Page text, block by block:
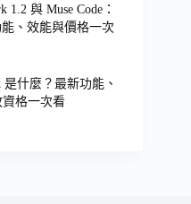
1.2 與 Muse Code：
、效能與價格一次
是什麼？最新功能、
格一次看